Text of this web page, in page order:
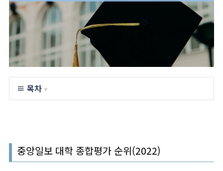
≡ 목차 ▼
중앙일보 대학 종합평가 순위(2022)